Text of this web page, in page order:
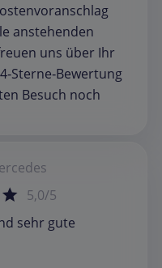
anstehenden
uns über Ihr
Besuch noch
5,0/5
sehr gute